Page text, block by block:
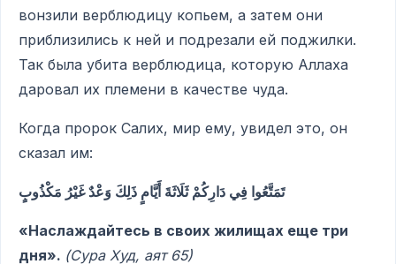
вонзили верблюдицу копьем, а затем они
приблизились к ней и подрезали ей поджилки.
Так была убита верблюдица, которую Аллаха
даровал их племени в качестве чуда.
Когда пророк Салих, мир ему, увидел это, он
сказал им:
تَمَتَّعُوا فِي دَارِكُمْ ثَلَاثَةَ أَيَّامٍ ذَلِكَ وَعْدٌ غَيْرُ مَكْذُوبٍ
«Наслаждайтесь в своих жилищах еще три
дня». (Сура Худ, аят 65)